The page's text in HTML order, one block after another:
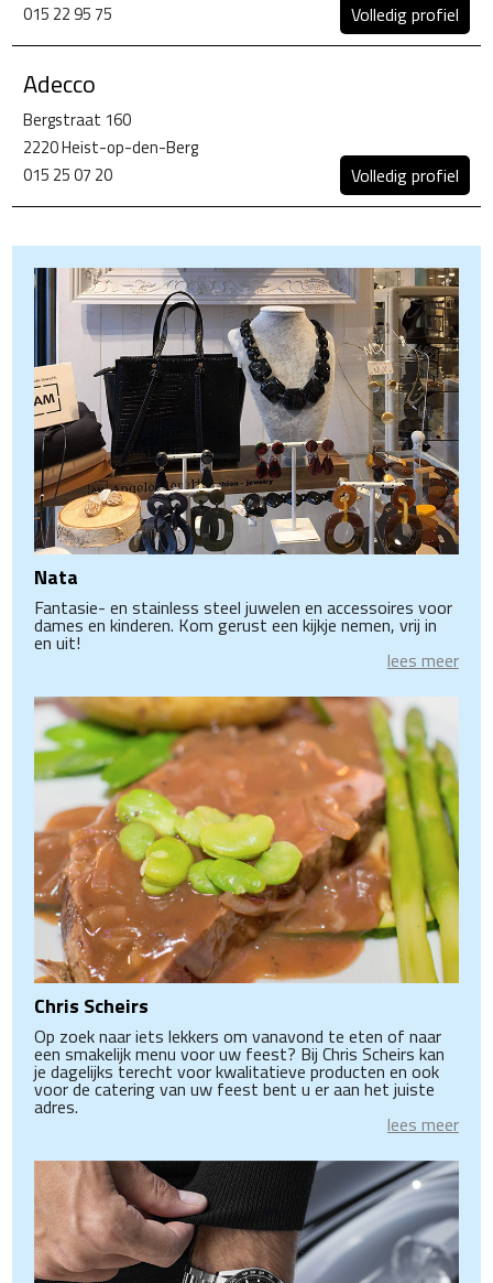
015 22 95 75
Volledig profiel
Adecco
Bergstraat 160
2220 Heist-op-den-Berg
015 25 07 20
Volledig profiel
Nata
Fantasie- en stainless steel juwelen en accessoires voor
dames en kinderen. Kom gerust een kijkje nemen, vrij in
en uit!
lees meer
Chris Scheirs
Op zoek naar iets lekkers om vanavond te eten of naar
een smakelijk menu voor uw feest? Bij Chris Scheirs kan
je dagelijks terecht voor kwalitatieve producten en ook
voor de catering van uw feest bent u er aan het juiste
adres.
lees meer